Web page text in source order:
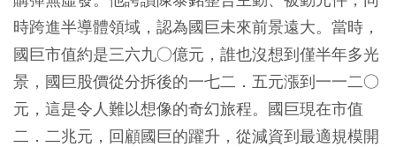
時跨進半導體領域，認為國巨未來前景遠大。當時，
國巨市值約是三六九○億元，誰也沒想到僅半年多光
景，國巨股價從分拆後的一七二．五元漲到一一二○
元，這是令人難以想像的奇幻旅程。國巨現在市值
二．二兆元，回顧國巨的躍升，從減資到最適規模開